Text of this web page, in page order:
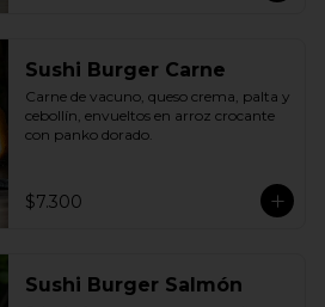
Sushi Burger Carne
Carne de vacuno, queso crema, palta y
cebollín, envueltos en arroz crocante
con panko dorado.
$7.300
Sushi Burger Salmón